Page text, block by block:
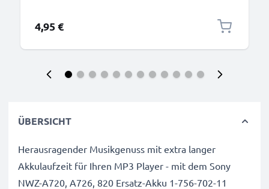
4,95 €
ÜBERSICHT
Herausragender Musikgenuss mit extra langer
Akkulaufzeit für Ihren MP3 Player - mit dem Sony
NWZ-A720, A726, 820 Ersatz-Akku 1-756-702-11